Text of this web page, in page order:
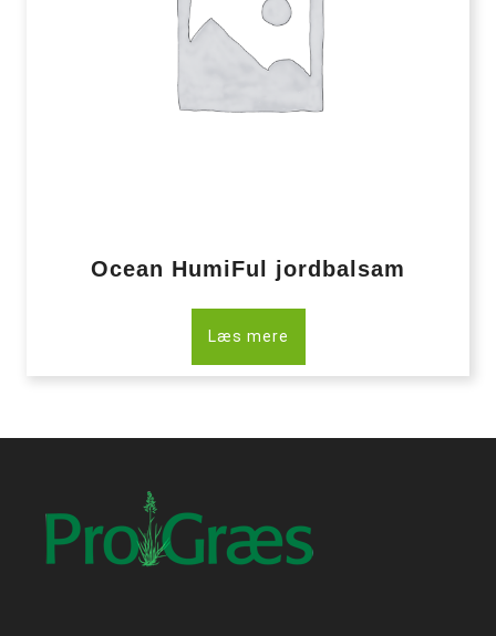
Ocean HumiFul jordbalsam
Læs mere